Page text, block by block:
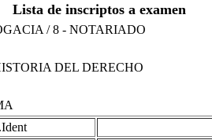
Lista de inscriptos a examen
/ 8 - NOTARIADO
DEL DERECHO